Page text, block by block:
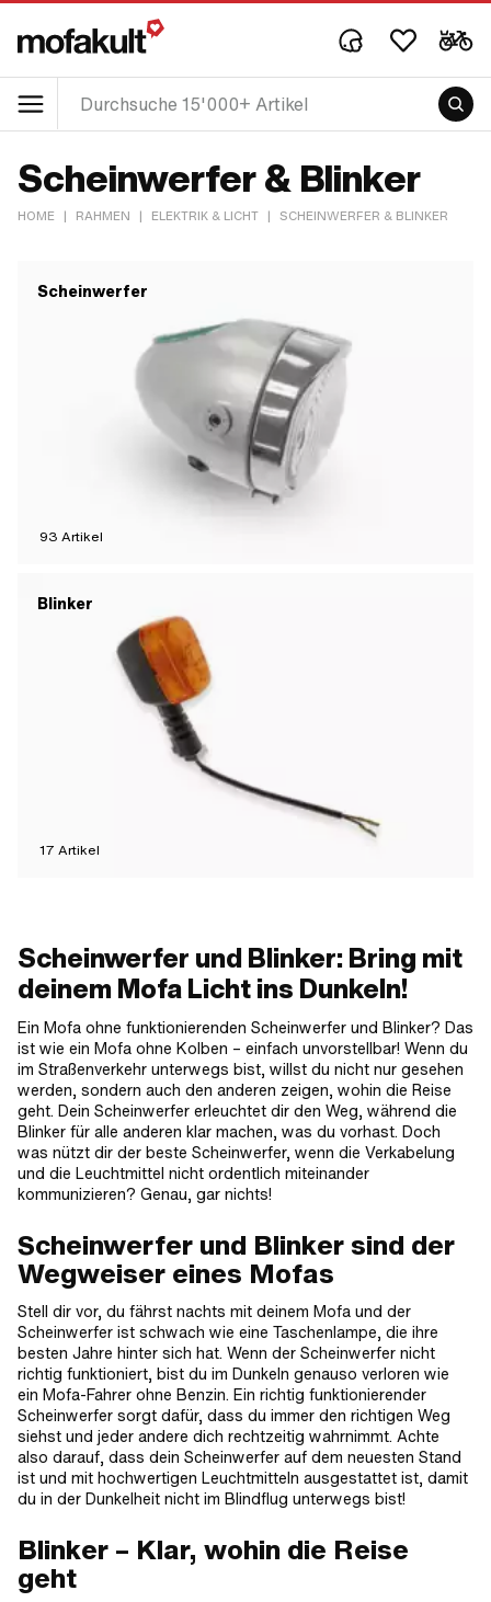
Scheinwerfer & Blinker
HOME | RAHMEN | ELEKTRIK & LICHT | SCHEINWERFER & BLINKER
Scheinwerfer
93 Artikel
Blinker
17 Artikel
Scheinwerfer und Blinker: Bring mit
deinem Mofa Licht ins Dunkeln!
Ein Mofa ohne funktionierenden Scheinwerfer und Blinker? Das
ist wie ein Mofa ohne Kolben – einfach unvorstellbar! Wenn du
im Straßenverkehr unterwegs bist, willst du nicht nur gesehen
werden, sondern auch den anderen zeigen, wohin die Reise
geht. Dein Scheinwerfer erleuchtet dir den Weg, während die
Blinker für alle anderen klar machen, was du vorhast. Doch
was nützt dir der beste Scheinwerfer, wenn die Verkabelung
und die Leuchtmittel nicht ordentlich miteinander
kommunizieren? Genau, gar nichts!
Scheinwerfer und Blinker sind der
Wegweiser eines Mofas
Stell dir vor, du fährst nachts mit deinem Mofa und der
Scheinwerfer ist schwach wie eine Taschenlampe, die ihre
besten Jahre hinter sich hat. Wenn der Scheinwerfer nicht
richtig funktioniert, bist du im Dunkeln genauso verloren wie
ein Mofa-Fahrer ohne Benzin. Ein richtig funktionierender
Scheinwerfer sorgt dafür, dass du immer den richtigen Weg
siehst und jeder andere dich rechtzeitig wahrnimmt. Achte
also darauf, dass dein Scheinwerfer auf dem neuesten Stand
ist und mit hochwertigen Leuchtmitteln ausgestattet ist, damit
du in der Dunkelheit nicht im Blindflug unterwegs bist!
Blinker – Klar, wohin die Reise
geht